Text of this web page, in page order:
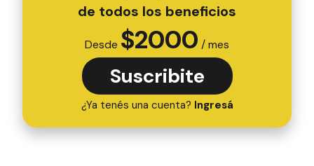
de todos los beneficios
Desde $2000 / mes
Suscribite
¿Ya tenés una cuenta? Ingresá